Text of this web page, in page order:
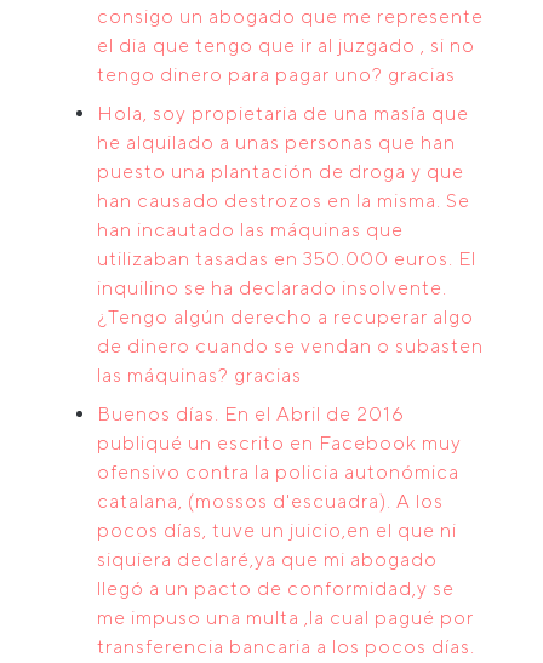
consigo un abogado que me represente
el dia que tengo que ir al juzgado , si no
tengo dinero para pagar uno? gracias
Hola, soy propietaria de una masía que
he alquilado a unas personas que han
puesto una plantación de droga y que
han causado destrozos en la misma. Se
han incautado las máquinas que
utilizaban tasadas en 350.000 euros. El
inquilino se ha declarado insolvente.
¿Tengo algún derecho a recuperar algo
de dinero cuando se vendan o subasten
las máquinas? gracias
Buenos días. En el Abril de 2016
publiqué un escrito en Facebook muy
ofensivo contra la policia autonómica
catalana, (mossos d'escuadra). A los
pocos días, tuve un juicio,en el que ni
siquiera declaré,ya que mi abogado
llegó a un pacto de conformidad,y se
me impuso una multa ,la cual pagué por
transferencia bancaria a los pocos días.